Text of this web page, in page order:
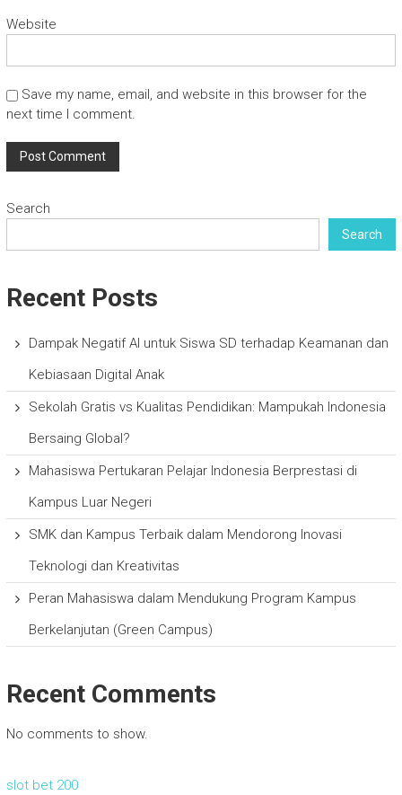
Website
Save my name, email, and website in this browser for the
next time I comment.
Search
Search
Recent Posts
Dampak Negatif AI untuk Siswa SD terhadap Keamanan dan
Kebiasaan Digital Anak
Sekolah Gratis vs Kualitas Pendidikan: Mampukah Indonesia
Bersaing Global?
Mahasiswa Pertukaran Pelajar Indonesia Berprestasi di
Kampus Luar Negeri
SMK dan Kampus Terbaik dalam Mendorong Inovasi
Teknologi dan Kreativitas
Peran Mahasiswa dalam Mendukung Program Kampus
Berkelanjutan (Green Campus)
Recent Comments
No comments to show.
slot bet 200